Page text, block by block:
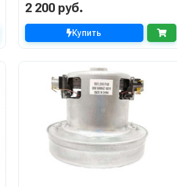
2 200 руб.
Купить